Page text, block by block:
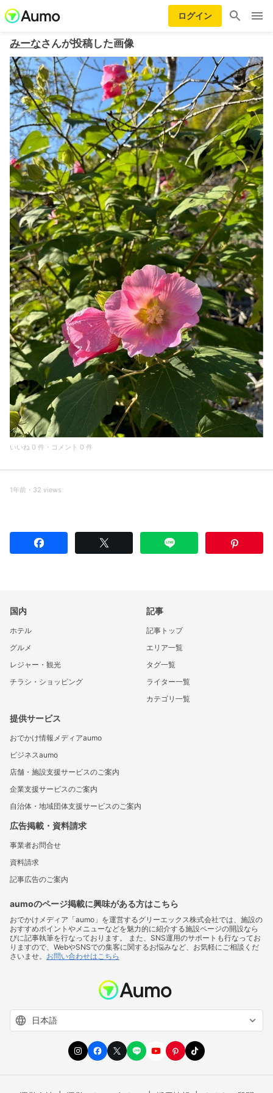
ログイン
みーなさんが投稿した画像
いいね 0 件・コメント 0 件
1年前・32 views
国内
ホテル
グルメ
レジャー・観光
チラシ・ショッピング
記事
記事トップ
エリア一覧
タグ一覧
ライター一覧
カテゴリ一覧
提供サービス
おでかけ情報メディアaumo
ビジネスaumo
店舗・施設支援サービスのご案内
企業支援サービスのご案内
自治体・地域団体支援サービスのご案内
広告掲載・資料請求
事業者お問合せ
資料請求
記事広告のご案内
aumoのページ掲載に興味がある方はこちら
おでかけメディア「aumo」を運営するグリーエックス株式会社では、施設の
おすすめポイントやメニューなどを魅力的に紹介する施設ページの開設なら
びに記事執筆を行なっております。 また、SNS運用のサポートも行なってお
りますので、WebやSNSでの集客に関するお悩みなど、お気軽にご相談くだ
さいませ。 お問い合わせはこちら